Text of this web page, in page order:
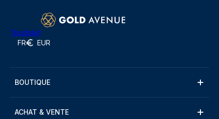
Trustpilot
FR EUR
BOUTIQUE
ACHAT & VENTE